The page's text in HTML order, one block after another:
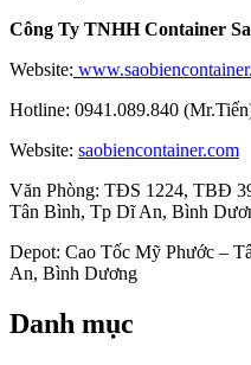
Công Ty TNHH Container
Website:
Hotline: 0941.089.840
Website: saobiencontainer.com
Văn Phòng: TĐS 1224, TBĐ
Tân Bình, Tp Dĩ An, Bình
Depot: Cao Tốc Mỹ Phước –
An, Bình Dương
Danh mục